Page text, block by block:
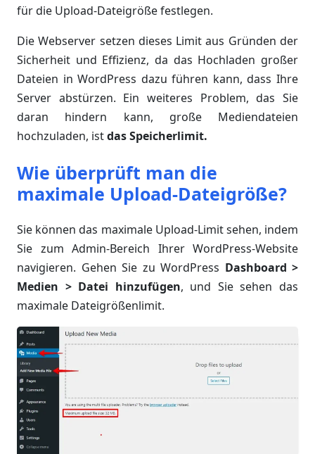
für die Upload-Dateigröße festlegen.
Die Webserver setzen dieses Limit aus Gründen der
Sicherheit und Effizienz, da das Hochladen großer
Dateien in WordPress dazu führen kann, dass Ihre
Server abstürzen. Ein weiteres Problem, das Sie
daran hindern kann, große Mediendateien
hochzuladen, istdas Speicherlimit.
Wie überprüft man die
maximale Upload-Dateigröße?
Sie können das maximale Upload-Limit sehen, indem
Sie zum Admin-Bereich Ihrer WordPress-Website
navigieren. Gehen Sie zu WordPress Dashboard >
Medien > Datei hinzufügen, und Sie sehen das
maximale Dateigrößenlimit.